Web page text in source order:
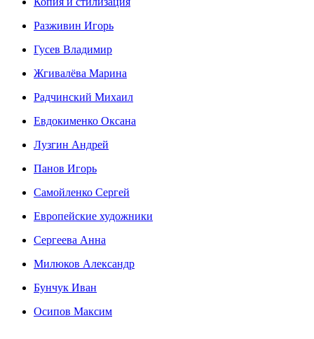
Разживин Игорь
Гусев Владимир
Жгивалёва Марина
Радчинский Михаил
Евдокименко Оксана
Лузгин Андрей
Панов Игорь
Сaмoйленко Сергей
Европейские художники
Сергеева Анна
Милюков Александр
Бунчук Иван
Осипoв Максим